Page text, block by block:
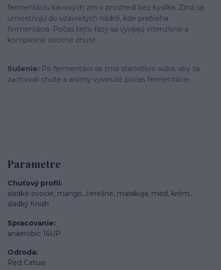
fermentáciu kávových zŕn v prostredí bez kyslíka. Zrná sa
umiestňujú do uzavretých nádrží, kde prebieha
fermentácia. Počas tejto fázy sa vyvíjajú intenzívne a
komplexné ovocné chute.
Sušenie: Po fermentácii sa zrná starostlivo sušia, aby sa
zachovali chute a arómy vyvinuté počas fermentácie.
Parametre
Chuťový profil
sladké ovocie, mango, čerešne, marakuja, med, krém,
sladký finish
Spracovanie
anaerobic 16UP
Odroda
Red Catuai